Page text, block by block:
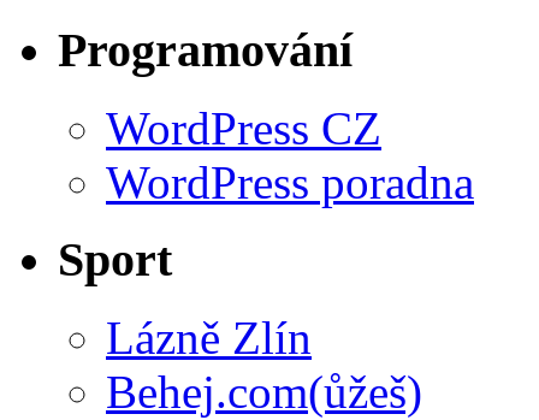
Programování
WordPress CZ
WordPress poradna
Sport
Lázně Zlín
Behej.com(ůžeš)